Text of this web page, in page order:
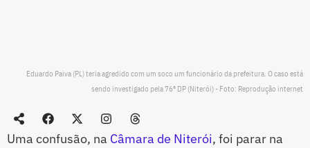
Eduardo Paiva (PL) teria agredido com um soco um funcionário da prefeitura. O caso está
sendo investigado pela 76ª DP (Niterói) - Foto: Reprodução internet
Uma confusão, na Câmara de Niterói, foi parar na